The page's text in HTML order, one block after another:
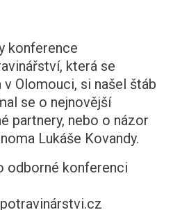
konference
která se
v Olomouci, si našel štáb
se o nejnovější
partnery, nebo o názor
Lukáše Kovandy.
odborné konferenci